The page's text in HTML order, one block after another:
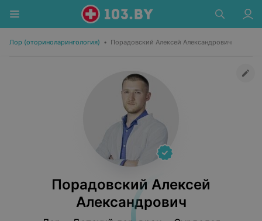
Лор (оториноларингология) • Порадовский Алексей Александрович
Порадовский Алексей
Александрович